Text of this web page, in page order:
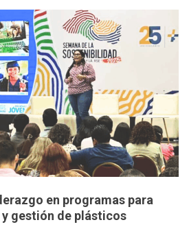
en programas para
gestión de plásticos